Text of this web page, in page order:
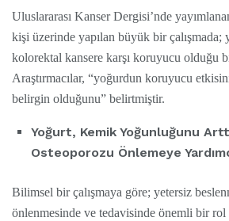
Uluslararası Kanser Dergisi’nde
kişi üzerinde yapılan büyük bir
kolorektal kansere karşı koruyucu olduğu
Araştırmacılar, “yoğurdun koruyucu
belirgin olduğunu” belirtmiştir.
Yoğurt, Kemik Yoğunluğunu
Osteoporozu Önlemeye
Bilimsel bir çalışmaya göre; yetersiz
önlenmesinde ve tedavisinde önemli bir rol